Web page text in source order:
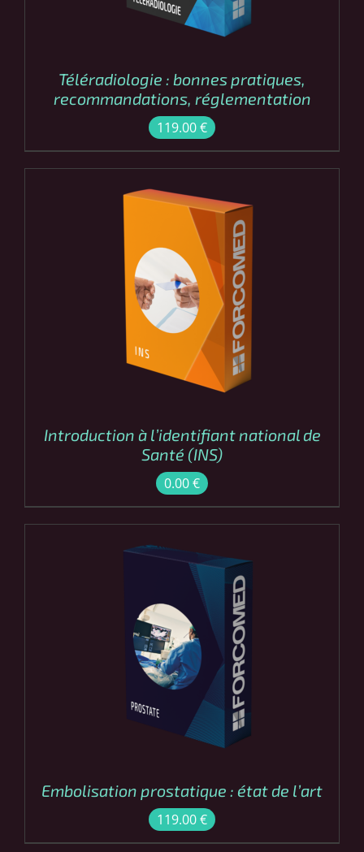
Téléradiologie : bonnes pratiques,
recommandations, réglementation
119.00€
COMMANDER /
DÉTAILS
Introduction à l’identifiant national de
Santé (INS)
0.00€
COMMANDER /
DÉTAILS
Embolisation prostatique : état de l’art
119.00€